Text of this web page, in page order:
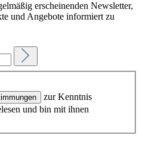
erscheinenden Newsletter,
und Angebote informiert zu
zur Kenntnis
und bin mit ihnen